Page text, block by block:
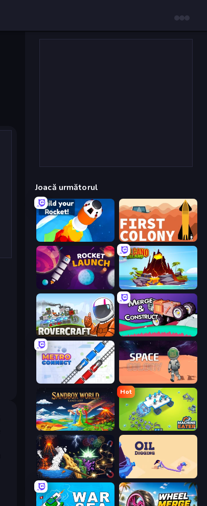
Joacă următorul
Build your Rocket First Colony
Rocket Launch Volcano Island
Rovercraft Merge & Construct
Metro Connect
Sandbox World: Sand Art
Hot
Machine Eater
Sandbox: Particle World Oil Digging